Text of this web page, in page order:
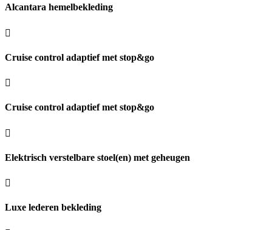
Alcantara hemelbekleding
Cruise control adaptief met stop&go
Cruise control adaptief met stop&go
Elektrisch verstelbare stoel(en) met geheugen
Luxe lederen bekleding